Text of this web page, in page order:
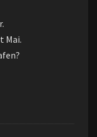
Mai.